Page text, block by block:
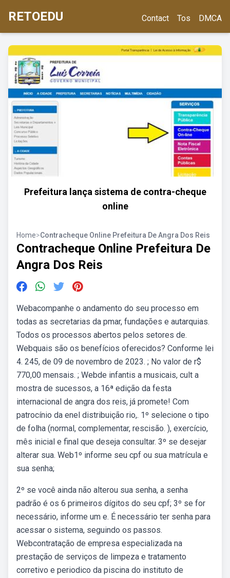
RETOEDU Contact Tos DMCA
Prefeitura lança sistema de contra-cheque
online
Home>Contracheque Online Prefeitura De Angra Dos Reis
Contracheque Online Prefeitura De
Angra Dos Reis
Webacompanhe o andamento do seu processo em
todas as secretarias da pmar, fundações e autarquias.
Todos os processos abertos pelos setores de.
Webquais são os benefícios oferecidos? Conforme lei
4. 245, de 09 de novembro de 2023. ; No valor de r$
770,00 mensais. ; Webde infantis a musicais, cult a
mostra de sucessos, a 16ª edição da festa
internacional de angra dos reis, já promete! Com
patrocínio da enel distribuição rio,. 1º selecione o tipo
de folha (normal, complementar, rescisão. ), exercício,
mês inicial e final que deseja consultar. 3º se desejar
alterar sua. Web1º informe seu cpf ou sua matrícula e
sua senha;
2º se você ainda não alterou sua senha, a senha
padrão é os 6 primeiros dígitos do seu cpf; 3º se for
necessário, informe um e. É necessário ter senha para
acessar o sistema, seguindo os passos.
Webcontratação de empresa especializada na
prestação de serviços de limpeza e tratamento
corretivo e periodico da piscina do instituto de